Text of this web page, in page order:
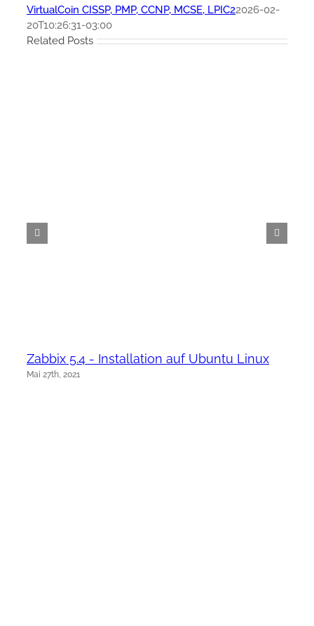
VirtualCoin CISSP, PMP, CCNP, MCSE, LPIC22026-02-
20T10:26:31-03:00
Related Posts
Zabbix 5.4 - Installation auf Ubuntu Linux
Mai 27th, 2021